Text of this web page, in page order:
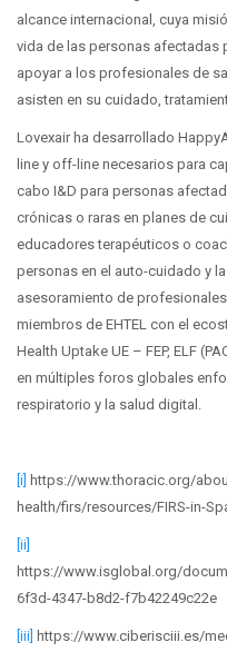
alcance internacional, cuya
vida de las personas afectadas
apoyar a los profesionales de
asisten en su cuidado,
Lovexair ha desarrollado
line y off-line necesarios para
cabo I&D para personas
crónicas o raras en planes de
educadores terapéuticos o
personas en el auto-cuidado y
asesoramiento de
miembros de EHTEL con el
Health Uptake UE – FEP, ELF
en múltiples foros globales
respiratorio y la salud digital.
[i] https://www.thoracic.org/
health/firs/resources/FIRS-in-
[ii]
https://www.isglobal.org/
6f3d-4347-b8d2-f7b42249c22e
[iii] https://www.ciberisciii.es/